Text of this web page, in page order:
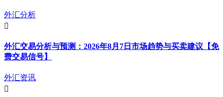
外汇分析
外汇交易分析与预测：2026年8月7日市场趋势与买卖建议【免
费交易信号】
外汇资讯